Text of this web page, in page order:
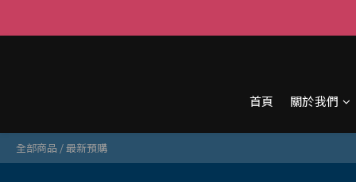
首頁 關於我們
全部商品 /最新預購